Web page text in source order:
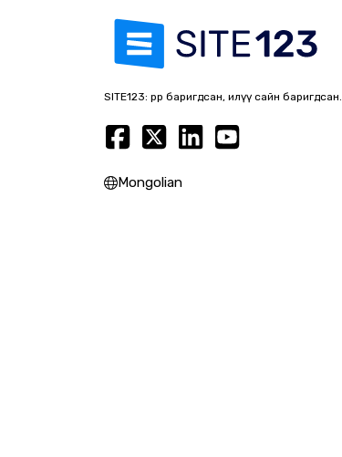
SITE123: өөрөөр баригдсан, илүү сайн баригдсан.
Mongolian